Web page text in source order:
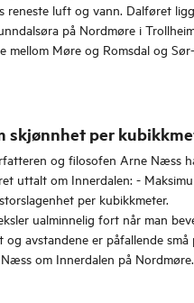
reneste luft og vann. Dalføret
på Nordmøre i
mellom Møre og Romsdal og Sør-
skjønnhet per
og filosofen Arne Næss
uttalt om Innerdalen: -
per kubikkmeter.
ualminnelig fort når man
og avstandene er påfallende små
om Innerdalen på Nordmøre.